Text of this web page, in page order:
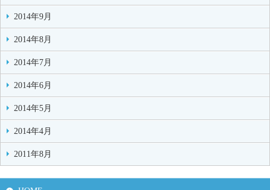
2014年9月
2014年8月
2014年7月
2014年6月
2014年5月
2014年4月
2011年8月